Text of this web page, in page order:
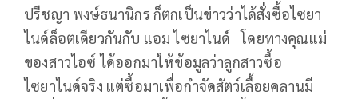
ปรีชญา พงษ์ธนานิกร ก็ตกเป็นข่าวว่าได้สั่งซื้อไซยา
ไนด์ล็อตเดียวกันกับ แอม ไซยาไนด์ โดยทางคุณแม่
ของสาวไอซ์ ได้ออกมาให้ข้อมูลว่าลูกสาวซื้อ
ไซยาไนด์จริง แต่ซื้อมาเพื่อกำจัดสัตว์เลื้อยคลานมี